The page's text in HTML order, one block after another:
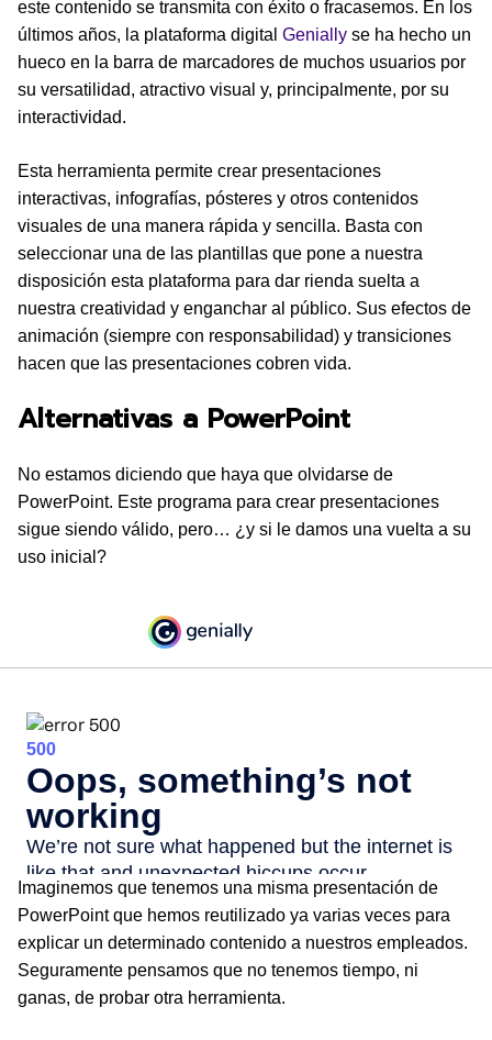
este contenido se transmita con éxito o fracasemos. En los
últimos años, la plataforma digital Genially se ha hecho un
hueco en la barra de marcadores de muchos usuarios por
su versatilidad, atractivo visual y, principalmente, por su
interactividad.
Esta herramienta permite crear presentaciones
interactivas, infografías, pósteres y otros contenidos
visuales de una manera rápida y sencilla. Basta con
seleccionar una de las plantillas que pone a nuestra
disposición esta plataforma para dar rienda suelta a
nuestra creatividad y enganchar al público. Sus efectos de
animación (siempre con responsabilidad) y transiciones
hacen que las presentaciones cobren vida.
Alternativas a PowerPoint
No estamos diciendo que haya que olvidarse de
PowerPoint. Este programa para crear presentaciones
sigue siendo válido, pero… ¿y si le damos una vuelta a su
uso inicial?
Imaginemos que tenemos una misma presentación de
PowerPoint que hemos reutilizado ya varias veces para
explicar un determinado contenido a nuestros empleados.
Seguramente pensamos que no tenemos tiempo, ni
ganas, de probar otra herramienta.